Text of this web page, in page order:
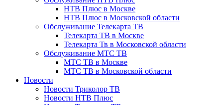
НТВ Плюс в Москве
НТВ Плюс в Московской области
Обслуживание Телекарта ТВ
Телекарта ТВ в Москве
Телекарта Тв в Московской области
Обслуживание МТС ТВ
МТС ТВ в Москве
МТС ТВ в Московской области
Новости
Новости Триколор ТВ
Новости НТВ Плюс